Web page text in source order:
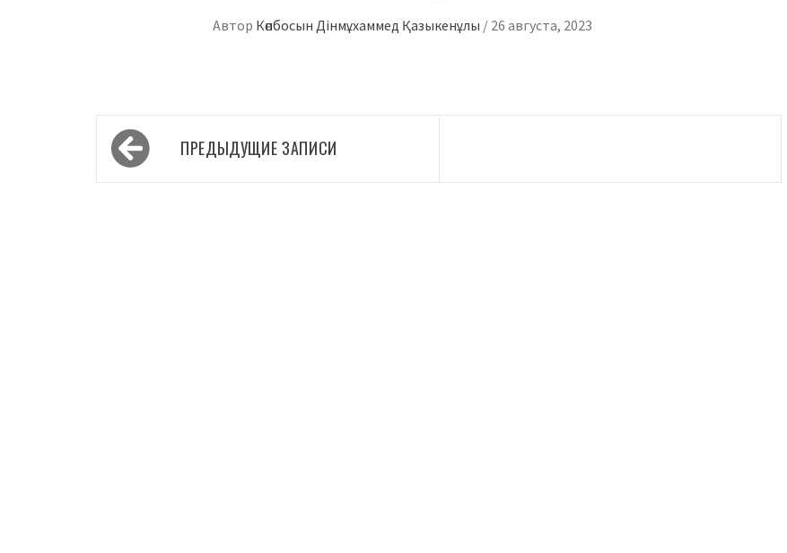
Автор Көпбосын Дінмұхаммед Қазыкенұлы / 26 августа, 2023
Навигация
по ПРЕДЫДУЩИЕ ЗАПИСИ